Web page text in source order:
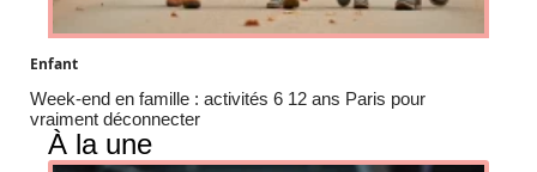
Enfant
Week-end en famille : activités 6 12 ans Paris pour
vraiment déconnecter
À la une